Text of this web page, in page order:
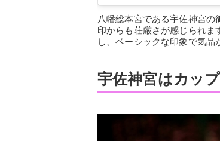
八幡総本宮である宇佐神宮の
印からも荘厳さが感じられ
し、ベーシックな印象で気品
宇佐神宮はカッ